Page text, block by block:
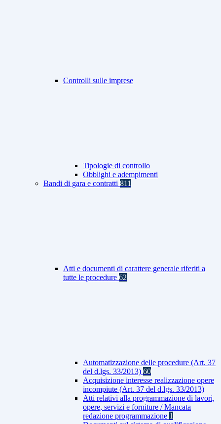
Controlli sulle imprese
Tipologie di controllo
Obblighi e adempimenti
Bandi di gara e contratti 811
Atti e documenti di carattere generale riferiti a
tutte le procedure 62
Automatizzazione delle procedure (Art. 37
del d.lgs. 33/2013) 60
Acquisizione interesse realizzazione opere
incompiute (Art. 37 del d.lgs. 33/2013)
Atti relativi alla programmazione di lavori,
opere, servizi e forniture / Mancata
redazione programmazione 1